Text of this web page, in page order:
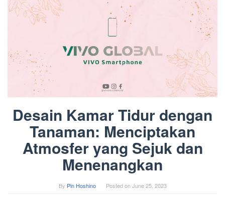
Desain Kamar Tidur dengan
Tanaman: Menciptakan
Atmosfer yang Sejuk dan
Menenangkan
By Pin Hoshino Posted onJune 25, 2023